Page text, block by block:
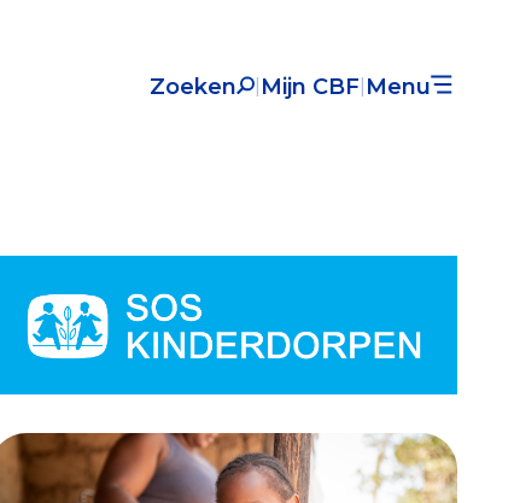
Zoeken Mijn CBF Menu